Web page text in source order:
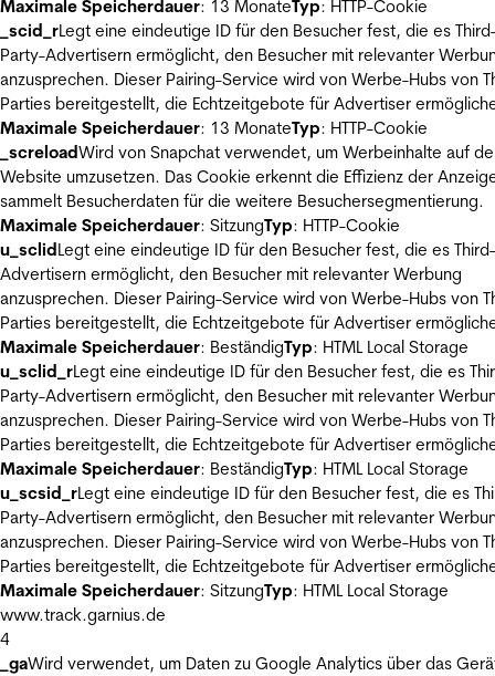
Maximale Speicherdauer: 13 MonateTyp: HTTP-Cookie
_scid_rLegt eine eindeutige ID für den Besucher fest, die es
Party-Advertisern ermöglicht, den Besucher mit relevanter
anzusprechen. Dieser Pairing-Service wird von Werbe-Hubs von
Parties bereitgestellt, die Echtzeitgebote für Advertiser
Maximale Speicherdauer: 13 MonateTyp: HTTP-Cookie
_screloadWird von Snapchat verwendet, um Werbeinhalte auf
Website umzusetzen. Das Cookie erkennt die Effizienz der
sammelt Besucherdaten für die weitere Besuchersegmentierung.
Maximale Speicherdauer: SitzungTyp: HTTP-Cookie
u_sclidLegt eine eindeutige ID für den Besucher fest, die es
Advertisern ermöglicht, den Besucher mit relevanter Werbung
anzusprechen. Dieser Pairing-Service wird von Werbe-Hubs von
Parties bereitgestellt, die Echtzeitgebote für Advertiser
Maximale Speicherdauer: BeständigTyp: HTML Local Storage
u_sclid_rLegt eine eindeutige ID für den Besucher fest, die es
Party-Advertisern ermöglicht, den Besucher mit relevanter
anzusprechen. Dieser Pairing-Service wird von Werbe-Hubs von
Parties bereitgestellt, die Echtzeitgebote für Advertiser
Maximale Speicherdauer: BeständigTyp: HTML Local Storage
u_scsid_rLegt eine eindeutige ID für den Besucher fest, die es
Party-Advertisern ermöglicht, den Besucher mit relevanter
anzusprechen. Dieser Pairing-Service wird von Werbe-Hubs von
Parties bereitgestellt, die Echtzeitgebote für Advertiser
Maximale Speicherdauer: SitzungTyp: HTML Local Storage
www.track.garnius.de
4
_gaWird verwendet, um Daten zu Google Analytics über das